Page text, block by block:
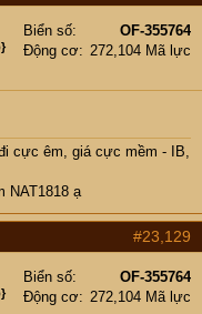
Biển số
OF-355764
Động cơ
272,104 Mã lực
cực êm, giá cực mềm - IB,
NAT1818 ạ
#23,129
Biển số
OF-355764
Động cơ
272,104 Mã lực